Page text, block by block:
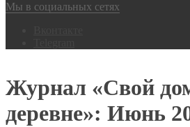
Мы в социальных сетях
Журнал «Свой
деревне»: Июнь